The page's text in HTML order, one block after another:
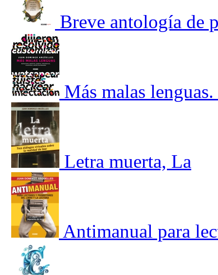
Breve antología de
Más malas
Letra muerta, La
Antimanual para